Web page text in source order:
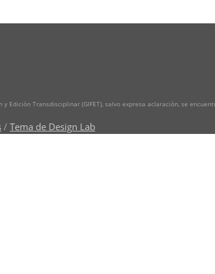
Transdisciplinar (GIFET), salvo expresa aclaración, se
/ Tema de Design Lab